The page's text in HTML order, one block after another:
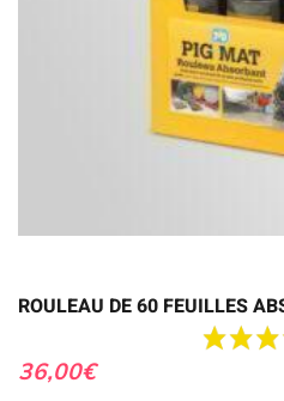
ROULEAU DE 60 FEUILLES
36,00€